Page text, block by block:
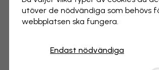
utöver de nödvändiga som behövs
webbplatsen ska fungera.
Endast nödvändiga